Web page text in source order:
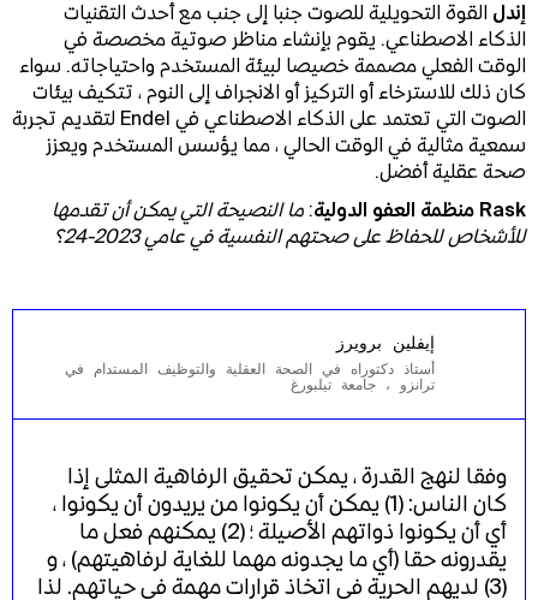
إندل القوة التحويلية للصوت جنبا إلى جنب مع أحدث التقنيات
الذكاء الاصطناعي. يقوم بإنشاء مناظر صوتية مخصصة في
الوقت الفعلي مصممة خصيصا لبيئة المستخدم واحتياجاته. سواء
كان ذلك للاسترخاء أو التركيز أو الانجراف إلى النوم ، تتكيف بيئات
الصوت التي تعتمد على الذكاء الاصطناعي في Endel لتقديم تجربة
سمعية مثالية في الوقت الحالي ، مما يؤسس المستخدم ويعزز
صحة عقلية أفضل.
Rask منظمة العفو الدولية
:ما النصيحة التي يمكن أن تقدمها
للأشخاص للحفاظ على صحتهم النفسية في عامي 2023-24؟
إيفلين برويرز
أستاذ دكتوراه في الصحة العقلية والتوظيف المستدام في
ترانزو ، جامعة تيلبورغ
وفقا لنهج القدرة ، يمكن تحقيق الرفاهية المثلى إذا
كان الناس: (1) يمكن أن يكونوا من يريدون أن يكونوا ،
أي أن يكونوا ذواتهم الأصيلة ؛ (2) يمكنهم فعل ما
يقدرونه حقا (أي ما يجدونه مهما للغاية لرفاهيتهم) ، و
(3) لديهم الحرية في اتخاذ قرارات مهمة في حياتهم. لذا